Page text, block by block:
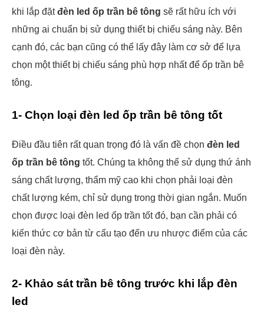
khi lắp đặtđèn led ốp trần bê tông sẽ rất hữu ích với
những ai chuẩn bị sử dụng thiết bị chiếu sáng này. Bên
cạnh đó, các bạn cũng có thể lấy đây làm cơ sở để lựa
chọn một thiết bị chiếu sáng phù hợp nhất để ốp trần bê
tông.
1- Chọn loại đèn led ốp trần bê tông tốt
Điều đầu tiên rất quan trọng đó là vấn đề chọn đèn led
ốp trần bê tông tốt. Chúng ta không thể sử dụng thứ ánh
sáng chất lượng, thẩm mỹ cao khi chọn phải loại đèn
chất lượng kém, chỉ sử dụng trong thời gian ngắn. Muốn
chọn được loại đèn led ốp trần tốt đó, bạn cần phải có
kiến thức cơ bản từ cấu tạo đến ưu nhược điểm của các
loại đèn này.
2- Khảo sát trần bê tông trước khi lắp đèn
led